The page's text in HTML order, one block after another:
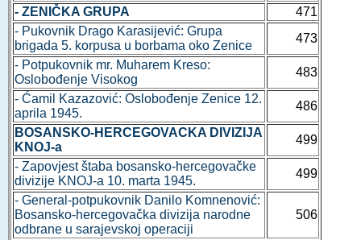
- ZENIČKA GRUPA
471
- Pukovnik Drago Karasijević: Grupa
brigada 5. korpusa u borbama oko Zenice
473
- Potpukovnik mr. Muharem Kreso:
Oslobođenje Visokog
483
- Ćamil Kazazović: Oslobođenje Zenice 12.
aprila 1945.
486
BOSANSKO-HERCEGOVACKA DIVIZIJA
KNOJ-a
499
- Zapovjest štaba bosansko-hercegovačke
divizije KNOJ-a 10. marta 1945.
499
- General-potpukovnik Danilo Komnenović:
Bosansko-hercegovačka divizija narodne
odbrane u sarajevskoj operaciji
506